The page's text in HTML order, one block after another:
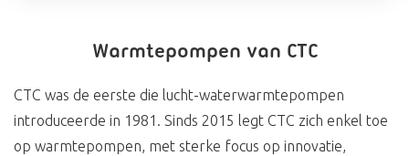
Warmtepompen van CTC
CTC was de eerste die lucht-waterwarmtepompen
introduceerde in 1981. Sinds 2015 legt CTC zich enkel toe
op warmtepompen, met sterke focus op innovatie,